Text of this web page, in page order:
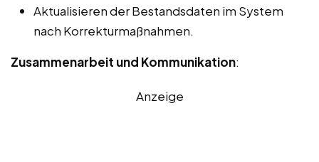
Aktualisieren der Bestandsdaten im System
nach Korrekturmaßnahmen.
Zusammenarbeit und Kommunikation:
Anzeige